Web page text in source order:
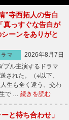
”寺西拓人の告白
真っすぐな告白が
ーンをありがと
ラマ
2026年8月7日
ル主演するドラマ
された。（※以下、
生も全く違う、交わ
で … 続きを読む
と待ち合わせ」